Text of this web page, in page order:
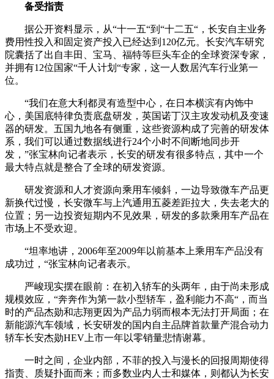
备受指责
据公开资料显示，从“十一五“到“十二五“，长安自主业务
费用性投入和固定资产投入已经达到120亿元。长安汽车研究
院囊括了出自丰田、宝马、福特等巨头车企的全球资深专家，
并拥有12位国家“千人计划“专家，这一人数居汽车行业第一
位。
“我们在意大利都灵有造型中心，在日本横滨有内饰中
心，美国底特律负责底盘研发，英国诺丁汉主攻发动机及变速
器的研发。五国九地各有侧重，这些资源构成了完善的研发体
系，我们可以通过数据线进行24个小时不间断地同步开
发，”张宝林向记者表示，长安的研发有很多特点，其中一个
最大特点就是整合了全球的研发资源。
研发资源和人才资源向乘用车倾斜，一边导致微车产品更
新换代过慢，长安微车与上汽通用五菱差距拉大，失去老大的
位置；另一边投资短期内不见效果，研发的多款乘用车产品在
市场上不受欢迎。
“坦率地讲，2006年至2009年以前基本上乘用车产品没有
成功过，“张宝林向记者表示。
严峻现实摆在眼前：在初入轿车的头两年，由于尚未形成
规模效应，“奔奔作为第一款小型轿车，盈利能力不高“，而当
时的产品杰勋和志翔更因为产品力弱而根本无法打开局面；在
新能源汽车领域，长安研发的国内自主品牌首款量产混合动力
轿车长安杰勋HEV上市一年以零销量悲情谢幕。
一时之间，企业内部，不菲的投入与漫长的回报周期使得
指责、质疑扑面而来；而多数业内人士和媒体，则都认为长安